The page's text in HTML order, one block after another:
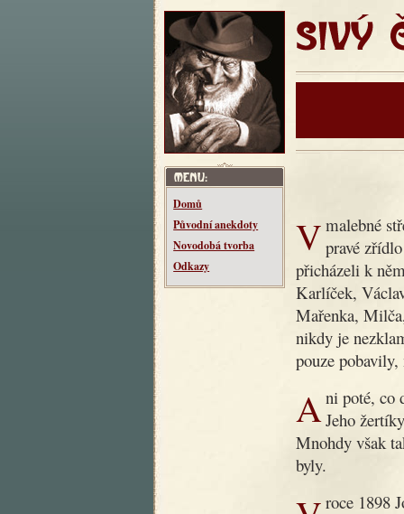
SIVÝ
Domů
Původní anekdoty
Novodobá tvorba
Odkazy
V malebné středočeské vesnici Makotřasy žil kdysi dědeček, pravé
přicházeli k
Karlíček,
Mařenka,
nikdy je
pouze
Ani poté, co dobrý dědoušek zemřel, nezapomnělo se na něj.Jeho
Mnohdy však
byly.